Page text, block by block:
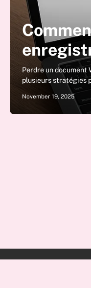
Perdre un document
plusieurs stratégies
November 19, 2025